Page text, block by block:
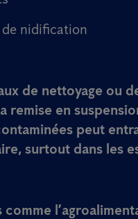
nidification
de nettoyage ou
remise en
peut
surtout dans les